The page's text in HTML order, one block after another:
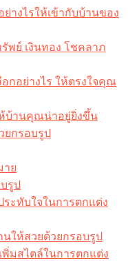
างไรให้เข้ากับบ้านของ
พย์ เงินทอง โชคลาภ
กอย่างไร ให้ตรงใจคุณ
ห้บ้านคุณน่าอยู่ยิ่งขึ้น
ยกรอบรูป
ย
รูป
ะทับใจในการตกแต่ง
ให้สวยด้วยกรอบรูป
มสไตล์ในการตกแต่ง